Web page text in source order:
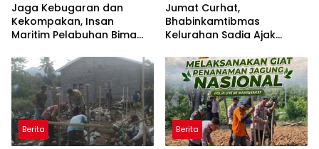
Jaga Kebugaran dan
Kekompakan, Insan
Maritim Pelabuhan Bima
Jumat Curhat,
Bhabinkamtibmas
Kelurahan Sadia Ajak
Narkoba Demi Kamtibmas
Kondusif
Berita Berita